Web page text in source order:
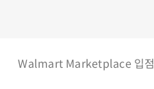
Walmart Marketplace 입점